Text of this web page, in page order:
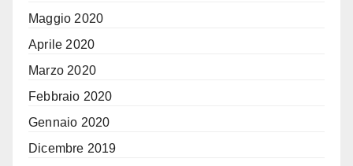
Maggio 2020
Aprile 2020
Marzo 2020
Febbraio 2020
Gennaio 2020
Dicembre 2019